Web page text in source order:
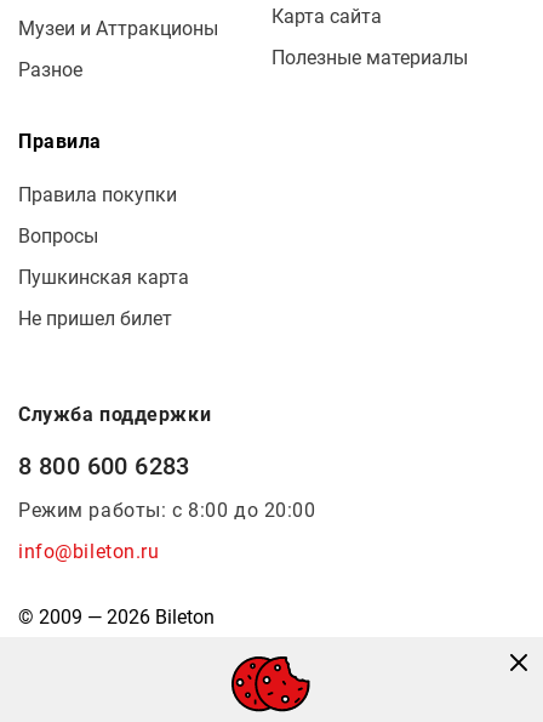
Музеи и Аттракционы
Разное
Карта сайта
Полезные материалы
Правила
Правила покупки
Вопросы
Пушкинская карта
Не пришел билет
Служба поддержки
8 800 600 6283
Режим работы: с 8:00 до 20:00
info@bileton.ru
© 2009 — 2026 Bileton